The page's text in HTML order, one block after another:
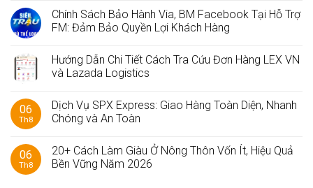
Chính Sách Bảo Hành Via, BM Facebook Tại Hỗ Trợ
FM: Đảm Bảo Quyền Lợi Khách Hàng
Hướng Dẫn Chi Tiết Cách Tra Cứu Đơn Hàng LEX VN
và Lazada Logistics
06
Th8
Dịch Vụ SPX Express: Giao Hàng Toàn Diện, Nhanh
Chóng và An Toàn
06
Th8
20+ Cách Làm Giàu Ở Nông Thôn Vốn Ít, Hiệu Quả
Bền Vững Năm 2026